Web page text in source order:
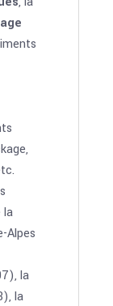
la
Alpes
la
la